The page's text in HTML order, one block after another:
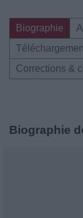
Biographie
Corrections &
Biographie